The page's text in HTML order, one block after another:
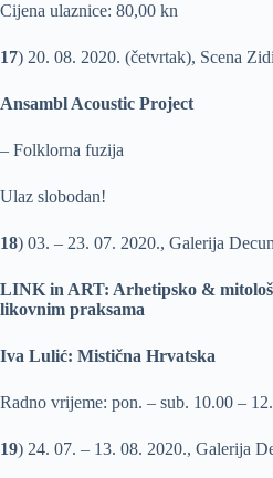
Cijena ulaznice: 80,00 kn
17) 20. 08. 2020. (četvrtak), Scena
Ansambl Acoustic Project
– Folklorna fuzija
Ulaz slobodan!
18) 03. – 23. 07. 2020., Galerija
LINK in ART: Arhetipsko &
likovnim praksama
Iva Lulić: Mistična Hrvatska
Radno vrijeme: pon. – sub. 10.00 –
19) 24. 07. – 13. 08. 2020., Galerija